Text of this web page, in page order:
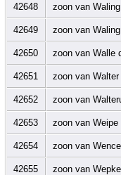
42648 zoon van
42649 zoon van
42650 zoon van Walle
42651 zoon van
42652 zoon van
42653 zoon van
42654 zoon van
42655 zoon van